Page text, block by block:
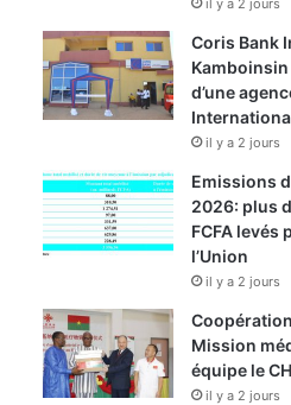
il y a 2 jours
Coris Bank
d’une
il y a 2 jours
Emissions
2026: plus
FCFA levés
l’Union
il y a 2 jours
Mission
équipe le
il y a 2 jours